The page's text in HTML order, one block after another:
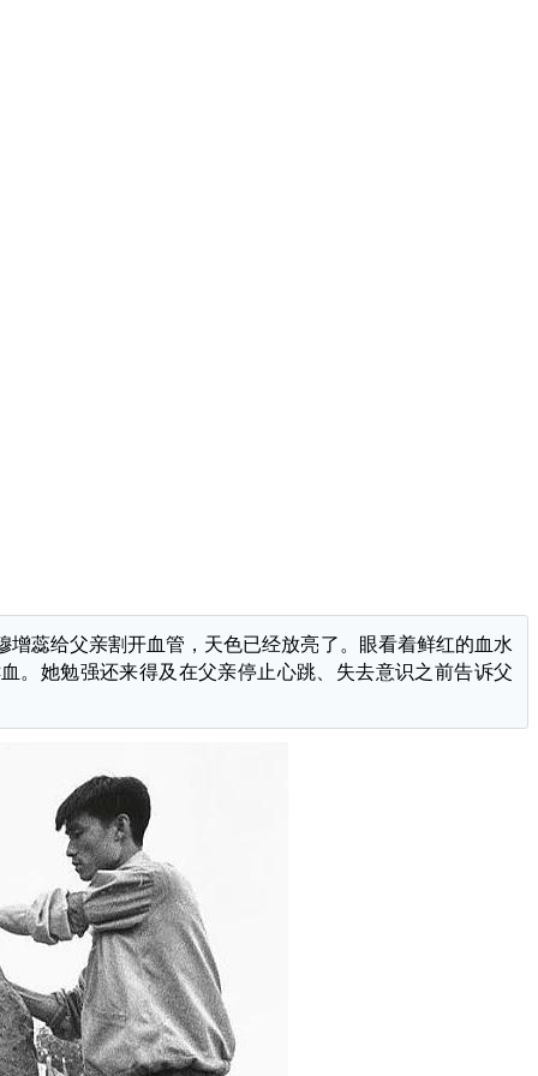
蕊给父亲割开血管，天色已经放亮了。眼看着鲜红的血水
。她勉强还来得及在父亲停止心跳、失去意识之前告诉父